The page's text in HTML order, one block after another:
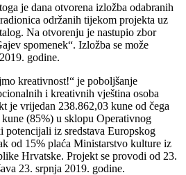
je dana otvorena izložba odabranih
održanih tijekom projekta uz
Na otvorenju je nastupio zbor
spomenek“. Izložba se može
godine.
kreativnost!“ je poboljšanje
i kreativnih vještina osoba
je vrijedan 238.862,03 kune od čega
(85%) u sklopu Operativnog
iz sredstava Europskog
od 15% plaća Ministarstvo kulture iz
Hrvatske. Projekt se provodi od 23.
23. srpnja 2019. godine.